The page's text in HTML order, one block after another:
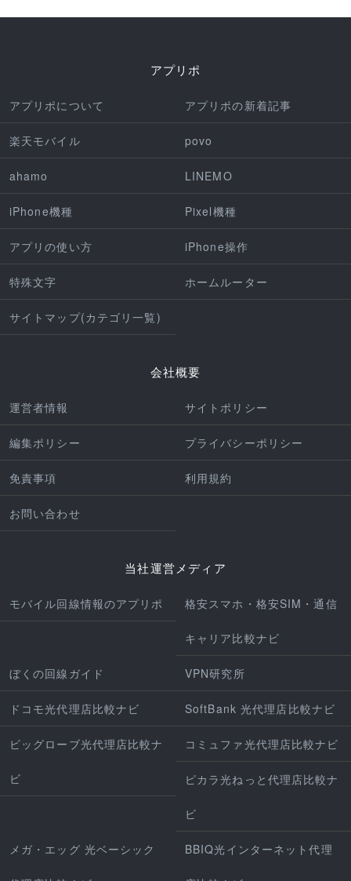
アプリポ
アプリポについて アプリポの新着記事
楽天モバイル povo
ahamo LINEMO
iPhone機種 Pixel機種
アプリの使い方 iPhone操作
特殊文字 ホームルーター
サイトマップ(カテゴリ一覧)
会社概要
運営者情報 サイトポリシー
編集ポリシー プライバシーポリシー
免責事項 利用規約
お問い合わせ
当社運営メディア
モバイル回線情報のアプリポ 格安スマホ・格安SIM・通信
キャリア比較ナビ
ぼくの回線ガイド VPN研究所
ドコモ光代理店比較ナビ SoftBank 光代理店比較ナビ
ビッグローブ光代理店比較ナ
ビ
コミュファ光代理店比較ナビ
ピカラ光ねっと代理店比較ナ
ビ
メガ・エッグ 光ベーシック BBIQ光インターネット代理